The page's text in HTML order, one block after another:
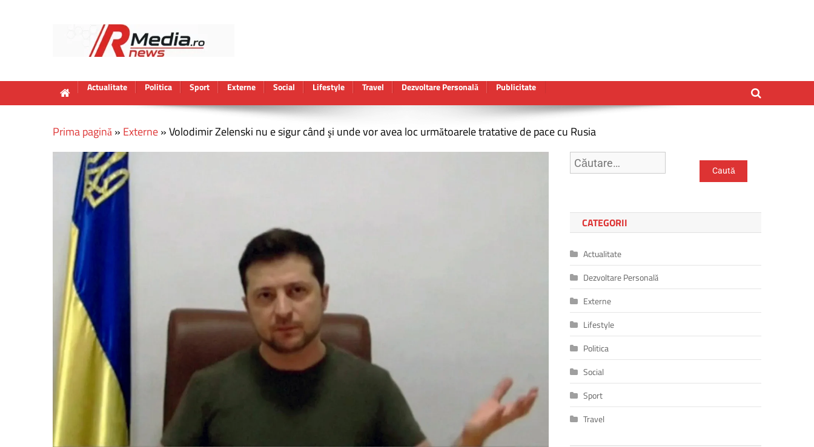
Actualitate Politica Sport Externe Social Lifestyle Travel Dezvoltare Personală Publicitate
Prima pagină» Externe»Volodimir Zelenski nu e sigur când şi unde vor avea loc următoarele tratative de pace cu Rusia
Caută
după:
CATEGORII
Actualitate
Dezvoltare Personală
Externe
Lifestyle
Politica
Social
Sport
Travel